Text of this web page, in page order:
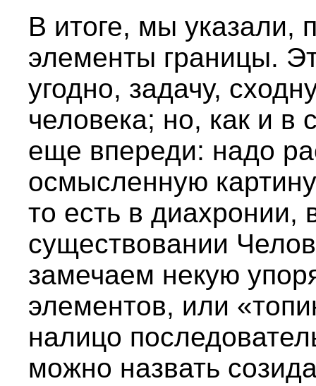
В итоге, мы указали,
элементы границы.
угодно, задачу,
человека; но, как и в
еще впереди: надо
осмысленную
то есть в диахронии,
существовании
замечаем некую
элементов, или
налицо
можно назвать